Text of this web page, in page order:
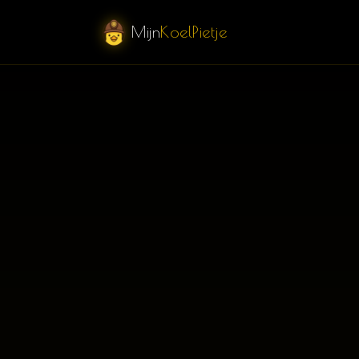
MijnKoelPietje